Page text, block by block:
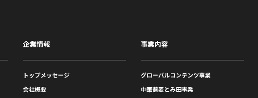
企業情報
トップメッセージ
会社概要
事業内容
グローバルコンテンツ事業
中華蕎麦とみ田事業